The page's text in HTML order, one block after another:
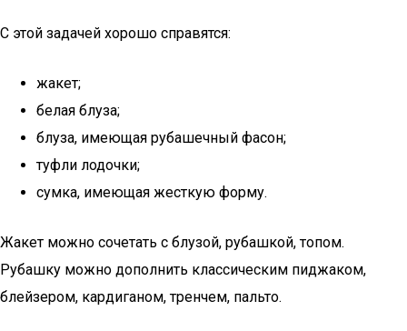
С этой задачей хорошо справятся:
жакет;
белая блуза;
блуза, имеющая рубашечный фасон;
туфли лодочки;
сумка, имеющая жесткую форму.
Жакет можно сочетать с блузой, рубашкой, топом.
Рубашку можно дополнить классическим пиджаком,
блейзером, кардиганом, тренчем, пальто.